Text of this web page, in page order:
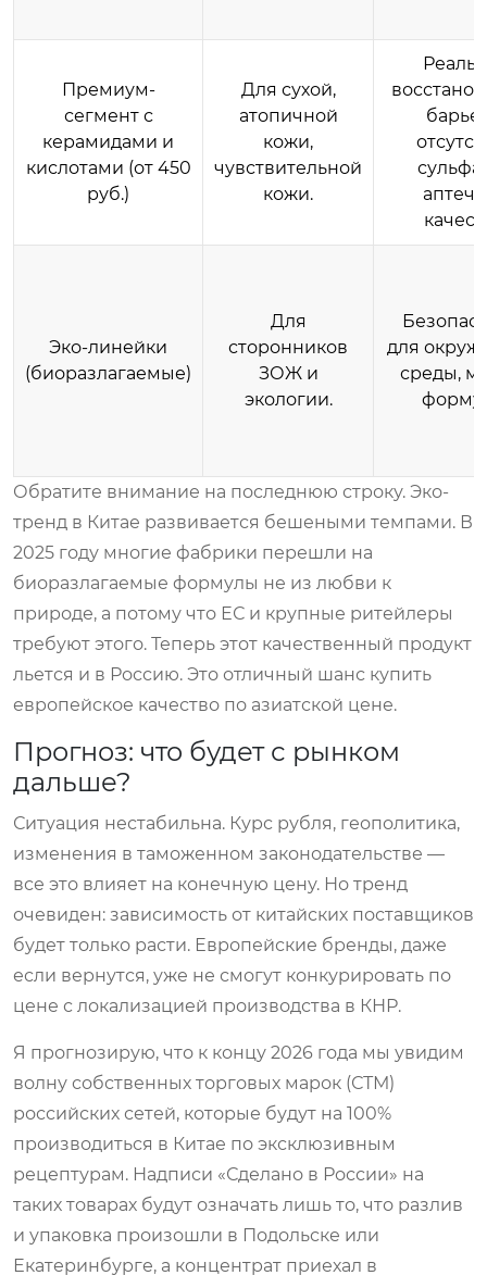
Премиум-
сегмент с
керамидами и
кислотами (от 450
руб.)
Для сухой,
атопичной
кожи,
чувствительной
кожи.
Эко-линейки
(биоразлагаемые)
Для
сторонников
ЗОЖ и
экологии.
для
среды,
Обратите внимание на последнюю строку. Эко-
тренд в Китае развивается бешеными темпами. В
2025 году многие фабрики перешли на
биоразлагаемые формулы не из любви к
природе, а потому что ЕС и крупные ритейлеры
требуют этого. Теперь этот качественный продукт
льется и в Россию. Это отличный шанс купить
европейское качество по азиатской цене.
Прогноз: что будет с рынком
дальше?
Ситуация нестабильна. Курс рубля, геополитика,
изменения в таможенном законодательстве —
все это влияет на конечную цену. Но тренд
очевиден: зависимость от китайских поставщиков
будет только расти. Европейские бренды, даже
если вернутся, уже не смогут конкурировать по
цене с локализацией производства в КНР.
Я прогнозирую, что к концу 2026 года мы увидим
волну собственных торговых марок (СТМ)
российских сетей, которые будут на 100%
производиться в Китае по эксклюзивным
рецептурам. Надписи «Сделано в России» на
таких товарах будут означать лишь то, что разлив
и упаковка произошли в Подольске или
Екатеринбурге, а концентрат приехал в